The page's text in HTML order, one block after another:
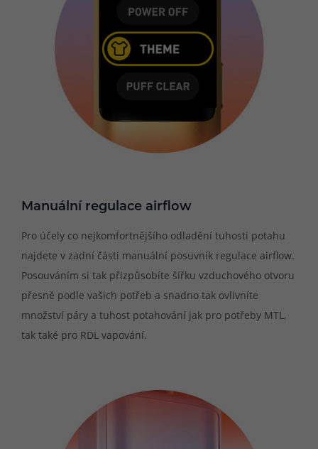
Manuální regulace airflow
Pro účely co nejkomfortnějšího odladění tuhosti potahu
najdete v zadní části manuální posuvník regulace airflow.
Posouváním si tak přizpůsobíte šířku vzduchového otvoru
přesně podle vašich potřeb a snadno tak ovlivníte
množství páry a tuhost potahování jak pro potřeby MTL,
tak také pro RDL vapování.